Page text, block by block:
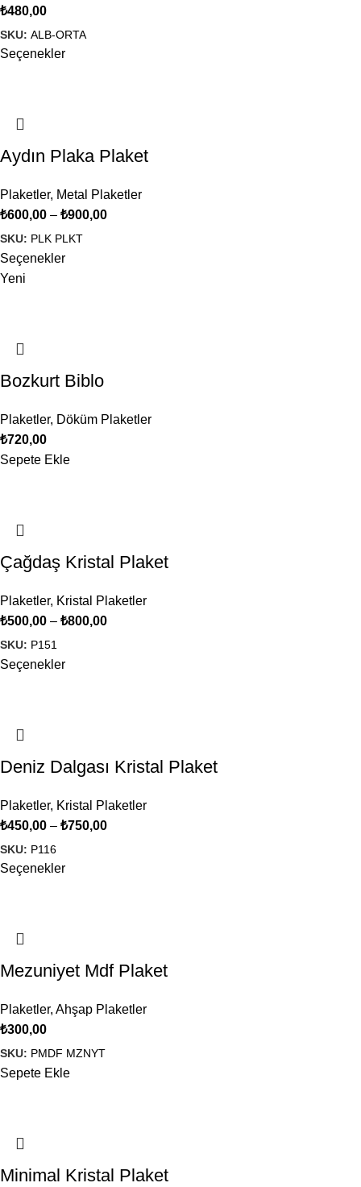
₺480,00
SKU: ALB-ORTA
Seçenekler
Aydın Plaka Plaket
Plaketler, Metal Plaketler
₺600,00 – ₺900,00
SKU: PLK PLKT
Seçenekler
Yeni
Bozkurt Biblo
Plaketler, Döküm Plaketler
₺720,00
Sepete Ekle
Çağdaş Kristal Plaket
Plaketler, Kristal Plaketler
₺500,00 – ₺800,00
SKU: P151
Seçenekler
Deniz Dalgası Kristal Plaket
Plaketler, Kristal Plaketler
₺450,00 – ₺750,00
SKU: P116
Seçenekler
Mezuniyet Mdf Plaket
Plaketler, Ahşap Plaketler
₺300,00
SKU: PMDF MZNYT
Sepete Ekle
Minimal Kristal Plaket